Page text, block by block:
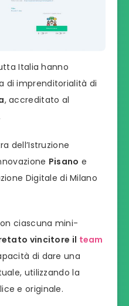
Italia hanno
di imprenditorialità di
, accreditato al
dell’Istruzione
Pisano e
Digitale di Milano
ciascuna mini-
vincitore il team
di dare una
utilizzando la
e originale.